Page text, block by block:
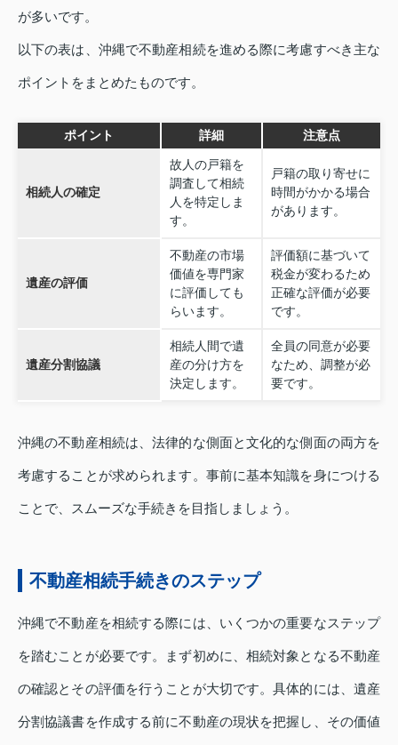
が多いです。
以下の表は、沖縄で不動産相続を進める際に考慮すべき主な
ポイントをまとめたものです。
ポイント 詳細 注意点
相続人の確定
故人の戸籍を
調査して相続
人を特定しま
す。
戸籍の取り寄せに
時間がかかる場合
があります。
遺産の評価
不動産の市場
価値を専門家
に評価しても
らいます。
評価額に基づいて
税金が変わるため
正確な評価が必要
です。
遺産分割協議
相続人間で遺
産の分け方を
決定します。
全員の同意が必要
なため、調整が必
要です。
沖縄の不動産相続は、法律的な側面と文化的な側面の両方を
考慮することが求められます。事前に基本知識を身につける
ことで、スムーズな手続きを目指しましょう。
不動産相続手続きのステップ
沖縄で不動産を相続する際には、いくつかの重要なステップ
を踏むことが必要です。まず初めに、相続対象となる不動産
の確認とその評価を行うことが大切です。具体的には、遺産
分割協議書を作成する前に不動産の現状を把握し、その価値